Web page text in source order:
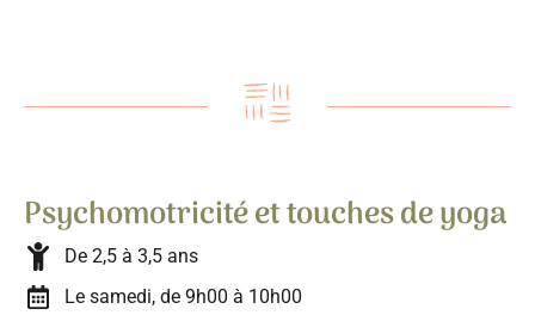
Psychomotricité et touches de yoga
De 2,5 à 3,5 ans
Le samedi, de 9h00 à 10h00